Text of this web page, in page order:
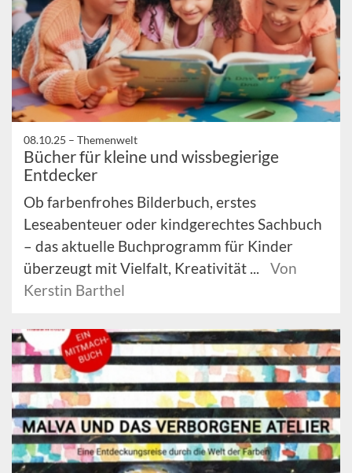
08.10.25 – Themenwelt
Bücher für kleine und wissbegierige
Entdecker
Ob farbenfrohes Bilderbuch, erstes
Leseabenteuer oder kindgerechtes Sachbuch
– das aktuelle Buchprogramm für Kinder
überzeugt mit Vielfalt, Kreativität ...
Von
Kerstin Barthel